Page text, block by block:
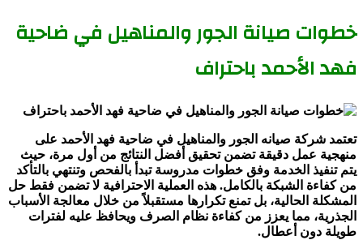
خطوات صيانة الجور والمناهيل في ضاحية
فهد الأحمد باحتراف
تعتمد شركة صيانه الجور والمناهيل في ضاحية فهد الأحمد على
منهجية عمل دقيقة تضمن تحقيق أفضل النتائج من أول مرة، حيث
يتم تنفيذ الخدمة وفق خطوات مدروسة تبدأ بالفحص وتنتهي بالتأكد
من كفاءة الشبكة بالكامل. هذه العملية الاحترافية لا تضمن فقط حل
المشكلة الحالية، بل تمنع تكرارها مستقبلاً من خلال معالجة الأسباب
الجذرية، مما يعزز من كفاءة نظام الصرف ويحافظ عليه لفترات
طويلة دون أعطال.